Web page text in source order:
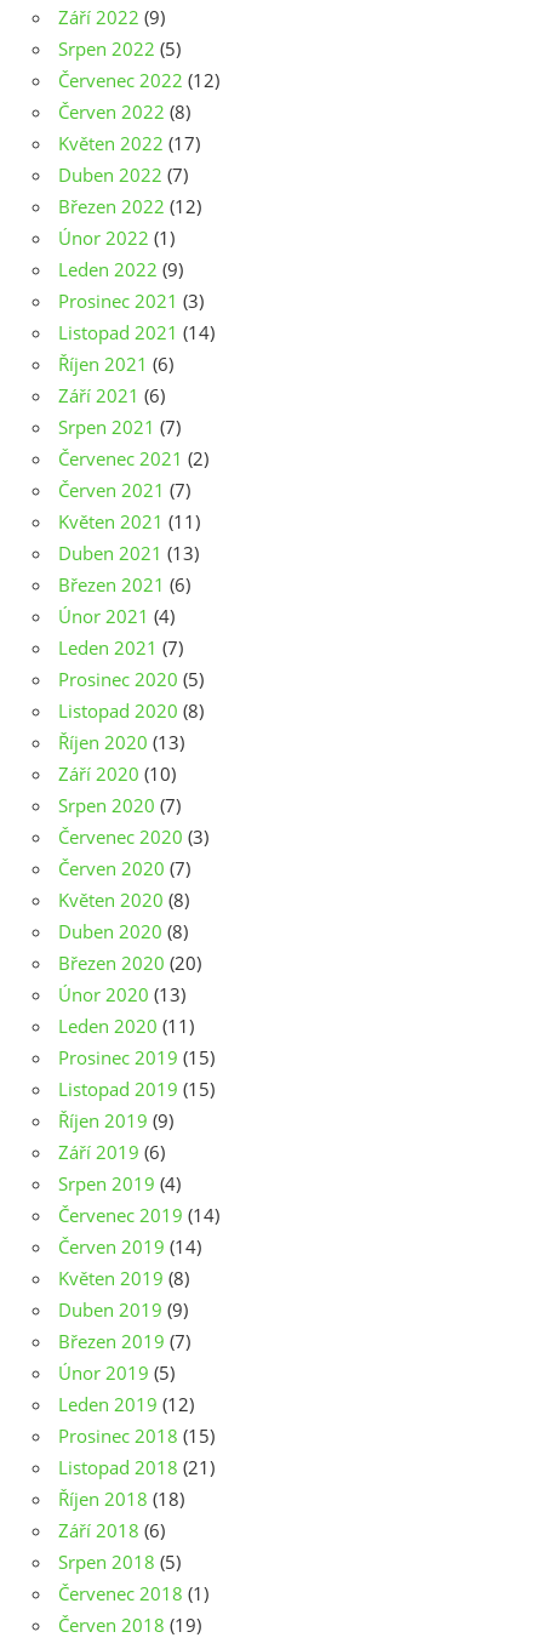
Září 2022 (9)
Srpen 2022 (5)
Červenec 2022 (12)
Červen 2022 (8)
Květen 2022 (17)
Duben 2022 (7)
Březen 2022 (12)
Únor 2022 (1)
Leden 2022 (9)
Prosinec 2021 (3)
Listopad 2021 (14)
Říjen 2021 (6)
Září 2021 (6)
Srpen 2021 (7)
Červenec 2021 (2)
Červen 2021 (7)
Květen 2021 (11)
Duben 2021 (13)
Březen 2021 (6)
Únor 2021 (4)
Leden 2021 (7)
Prosinec 2020 (5)
Listopad 2020 (8)
Říjen 2020 (13)
Září 2020 (10)
Srpen 2020 (7)
Červenec 2020 (3)
Červen 2020 (7)
Květen 2020 (8)
Duben 2020 (8)
Březen 2020 (20)
Únor 2020 (13)
Leden 2020 (11)
Prosinec 2019 (15)
Listopad 2019 (15)
Říjen 2019 (9)
Září 2019 (6)
Srpen 2019 (4)
Červenec 2019 (14)
Červen 2019 (14)
Květen 2019 (8)
Duben 2019 (9)
Březen 2019 (7)
Únor 2019 (5)
Leden 2019 (12)
Prosinec 2018 (15)
Listopad 2018 (21)
Říjen 2018 (18)
Září 2018 (6)
Srpen 2018 (5)
Červenec 2018 (1)
Červen 2018 (19)